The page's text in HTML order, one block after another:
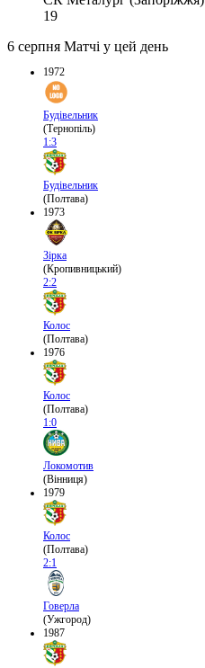
19
6 серпня Матчі у цей день
1972
Будівельник
(Тернопіль)
1:3
Будівельник
(Полтава)
1973
Зірка
(Кропивницький)
2:2
Колос
(Полтава)
1976
Колос
(Полтава)
1:0
Локомотив
(Вінниця)
1979
Колос
(Полтава)
2:1
Говерла
(Ужгород)
1987